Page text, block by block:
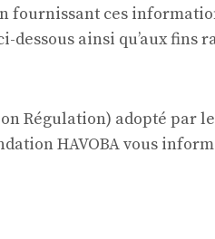
fournissant ces
dessous ainsi qu’aux fins
Régulation) adopté par
HAVOBA vous